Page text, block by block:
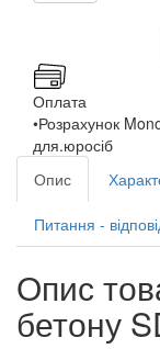
Оплата
•Розрахунок
для.юросіб
Опис
Питання -
Опис
бетону